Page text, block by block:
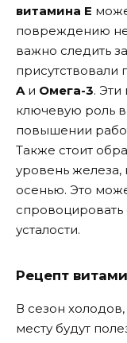
витамина E
повреждению
важно следить
Aи Омега-3.
ключевую роль
повышении
Также стоит
уровень
осенью. Это
спровоцировать
усталости.
Рецепт
В сезон
месту будут